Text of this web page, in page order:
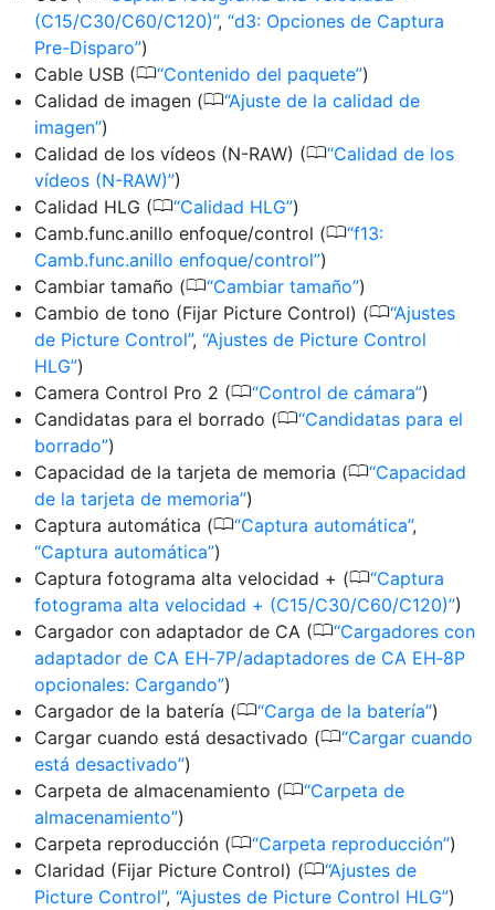
(C15/C30/C60/C120) , d3: Opciones de Captura
Pre-Disparo )
Cable USB (0 Contenido del paquete )
Calidad de imagen (0 Ajuste de la calidad de
imagen )
Calidad de los vídeos (N-RAW) (0 Calidad de los
vídeos (N-RAW) )
Calidad HLG (0 Calidad HLG )
Camb.func.anillo enfoque/control (0 f13:
Camb.func.anillo enfoque/control )
Cambiar tamaño (0 Cambiar tamaño )
Cambio de tono (Fijar Picture Control) (0 Ajustes
de Picture Control , Ajustes de Picture Control
HLG )
Camera Control Pro 2 (0 Control de cámara )
Candidatas para el borrado (0 Candidatas para el
borrado )
Capacidad de la tarjeta de memoria (0 Capacidad
de la tarjeta de memoria )
Captura automática (0 Captura automática ,
Captura automática )
Captura fotograma alta velocidad + (0 Captura
fotograma alta velocidad + (C15/C30/C60/C120) )
Cargador con adaptador de CA (0 Cargadores con
adaptador de CA EH‑7P/adaptadores de CA EH‑8P
opcionales: Cargando )
Cargador de la batería (0 Carga de la batería )
Cargar cuando está desactivado (0 Cargar cuando
está desactivado )
Carpeta de almacenamiento (0 Carpeta de
almacenamiento )
Carpeta reproducción (0 Carpeta reproducción )
Claridad (Fijar Picture Control) (0 Ajustes de
Picture Control , Ajustes de Picture Control HLG )